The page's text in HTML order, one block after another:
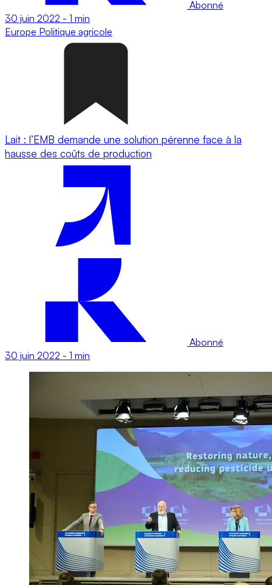
Abonné
30 juin 2022 - 1 min
Europe Politique agricole
Lait : l’EMB demande une solution pérenne face à la
hausse des coûts de production
Abonné
30 juin 2022 - 1 min